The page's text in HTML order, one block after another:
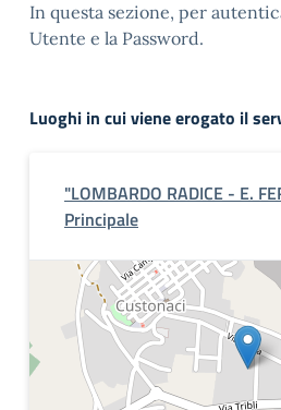
In questa sezione, per
Utente e la Password.
Luoghi in cui viene erogato il
"LOMBARDO RADICE - E.
Principale